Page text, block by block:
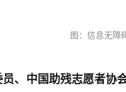
图：信息无障
、中国助残志愿者协